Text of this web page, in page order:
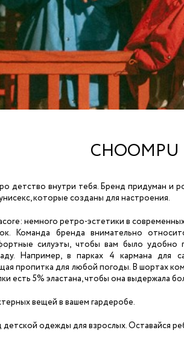
NEW PAGE SAINT P
NHEÂVƎN
NOBELIQUE
premium
NOT ALL TWINS |
НЕ ВСЕ БЛИЗНЕЦЫ
OCEAN MUSE
PLAM | ПЛАМ
POCHE
CHOOMPU
детство внутри тебя. Бренд придуман и
которые созданы для настроения.
немного ретро-эстетики в
Команда бренда внимательно
силуэты, чтобы вам было удобно
Например, в парках 4 кармана для
пропитка для любой погоды. В шортах
есть 5% эластана, чтобы она выдержала
вещей в вашем гардеробе.
детской одежды для взрослых. Оставайся